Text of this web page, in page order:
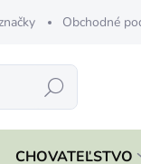
Obchodné
Hľadať
CHOVATEĽSTVO